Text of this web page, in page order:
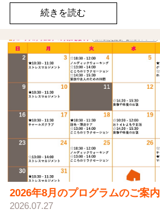
続きを読む
2026年8月のプログラムのご案内
2026.07.27